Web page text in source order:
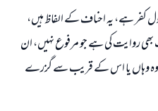
ہے، يہ احناف كے الفاظ ہيں،
روايت كى ہے جو مرفوع نہيں، ان
وہاں يا اس كے قريب سے گزرے